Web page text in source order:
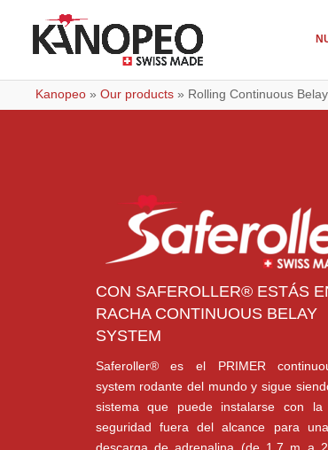
Kanopeo » Our products » Rolling Continuous
CON SAFEROLLER® ESTÁS
RACHA CONTINUOUS BELAY
SYSTEM
Saferoller® es el PRIMER
system rodante del mundo y sigue
sistema que puede instalarse con
seguridad fuera del alcance para